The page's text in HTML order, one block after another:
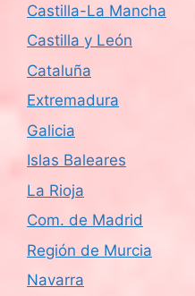
Castilla-La Mancha
Castilla y León
Cataluña
Extremadura
Galicia
Islas Baleares
La Rioja
Com. de Madrid
Región de Murcia
Navarra